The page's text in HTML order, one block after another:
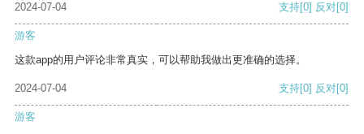
2024-07-04
支持[0] 反对[0]
游客
这款app的用户评论非常真实，可以帮助我做出更准确的选择。
2024-07-04 支持[0] 反对[0]
游客